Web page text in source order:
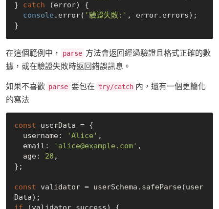
} catch (error) {
console .error( '驗證失敗:' , error.errors);
在這個範例中， parse 方法會返回經過驗證且格式正確的數
據，或在驗證失敗時返回錯誤訊息。
如果不喜歡 parse 要包在 try/catch 內，還有一個更簡化
的寫法
const userData = {
  username:
'Alice' ,
  email:
'alice@example.com' ,
  age:
20 ,
};
const validator = userSchema.safeParse(user